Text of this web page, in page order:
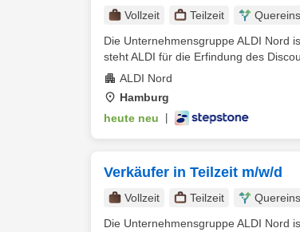
Vollzeit Teilzeit
Die Unternehmensgruppe ALDI Nord
steht ALDI für die Erfindung des
ALDI Nord
Hamburg
heute neu
Verkäufer in Teilzeit m/w/d
Vollzeit Teilzeit
Die Unternehmensgruppe ALDI Nord